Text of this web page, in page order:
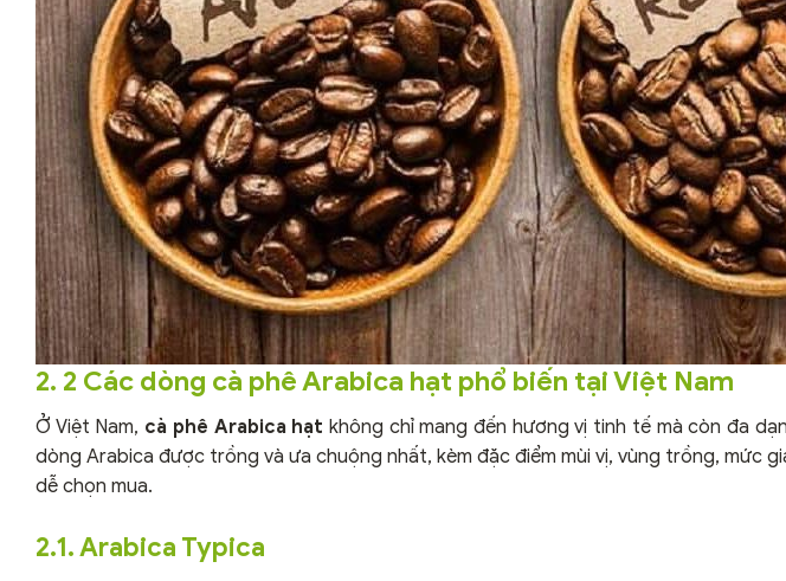
2. 2 Các dòng cà phê Arabica hạt phổ biến tại Việt Nam
Ở Việt Nam, cà phê Arabica hạt không chỉ mang đến hương vị tinh tế mà còn đa
dòng Arabica được trồng và ưa chuộng nhất, kèm đặc điểm mùi vị, vùng trồng, mức
dễ chọn mua.
2.1. Arabica Typica